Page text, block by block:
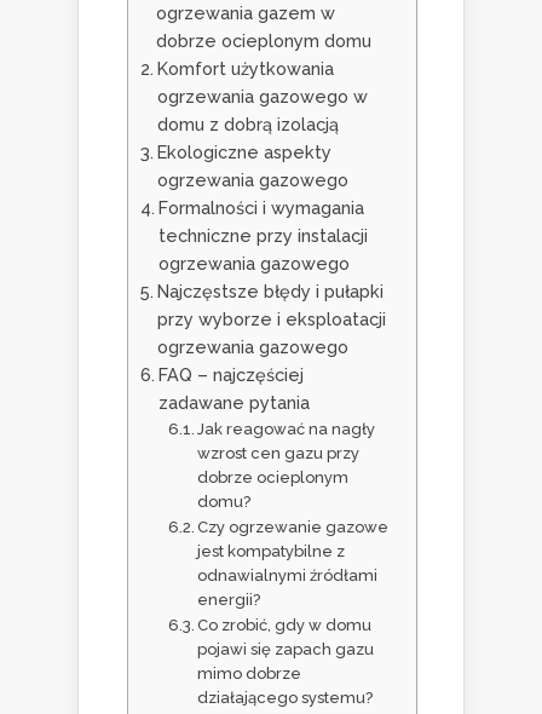
ogrzewania gazem w
dobrze ocieplonym domu
Komfort użytkowania
ogrzewania gazowego w
domu z dobrą izolacją
Ekologiczne aspekty
ogrzewania gazowego
Formalności i wymagania
techniczne przy instalacji
ogrzewania gazowego
Najczęstsze błędy i pułapki
przy wyborze i eksploatacji
ogrzewania gazowego
FAQ – najczęściej
zadawane pytania
Jak reagować na nagły
wzrost cen gazu przy
dobrze ocieplonym
domu?
Czy ogrzewanie gazowe
jest kompatybilne z
odnawialnymi źródłami
energii?
Co zrobić, gdy w domu
pojawi się zapach gazu
mimo dobrze
działającego systemu?